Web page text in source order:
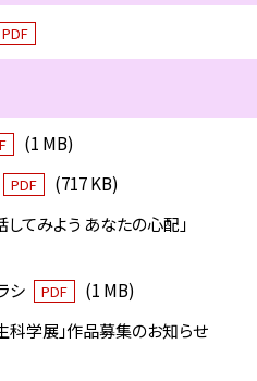
PDF
(1 MB)
PDF
(717 KB)
てみよう あなたの心配」
シ
PDF
(1 MB)
学展」作品募集のお知らせ